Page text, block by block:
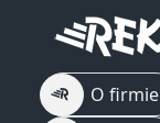
O firmie